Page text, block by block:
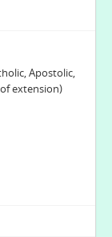
Apostolic,
extension)